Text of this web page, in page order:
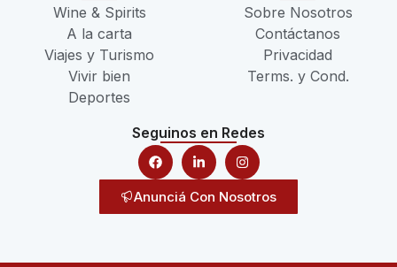
Wine & Spirits
A la carta
Viajes y Turismo
Vivir bien
Deportes
Sobre Nosotros
Contáctanos
Privacidad
Terms. y Cond.
Seguinos en Redes
Anunciá Con Nosotros